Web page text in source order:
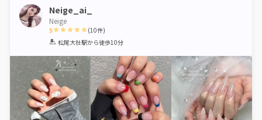
Neige_ai_
Neige
5
1 2 3 4 5
(10件)
松尾大社駅から徒歩10分